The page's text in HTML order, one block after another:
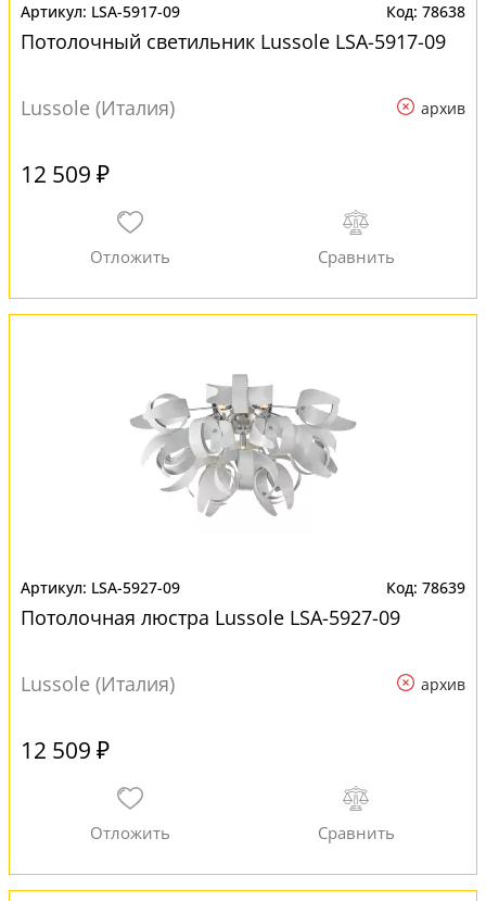
LSA-5917-09 78638
Потолочный светильник Lussole LSA-5917-09
Lussole (Италия) архив
12 509 ₽
LSA-5927-09 78639
Потолочная люстра Lussole LSA-5927-09
Lussole (Италия) архив
12 509 ₽